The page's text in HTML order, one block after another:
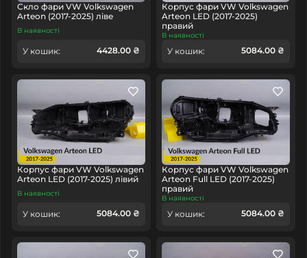
Скло фари VW Volkswagen
Arteon (2017-2025) ліве
В наявності
У кошик: 4428.00 ₴
Корпус фари VW Volkswagen
Arteon LED (2017-2025)
правий
В наявності
У кошик: 5084.00 ₴
Корпус фари VW Volkswagen
Arteon LED (2017-2025) лівий
В наявності
У кошик: 5084.00 ₴
Корпус фари VW Volkswagen
Arteon Full LED (2017-2025)
правий
В наявності
У кошик: 5084.00 ₴